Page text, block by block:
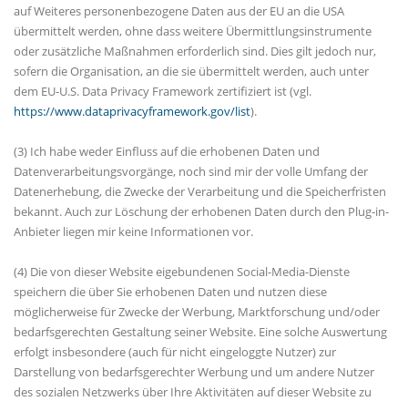
auf Weiteres personenbezogene Daten aus der EU an die USA
übermittelt werden, ohne dass weitere Übermittlungsinstrumente
oder zusätzliche Maßnahmen erforderlich sind. Dies gilt jedoch nur,
sofern die Organisation, an die sie übermittelt werden, auch unter
dem EU-U.S. Data Privacy Framework zertifiziert ist (vgl.
https://www.dataprivacyframework.gov/list).
(3) Ich habe weder Einfluss auf die erhobenen Daten und
Datenverarbeitungsvorgänge, noch sind mir der volle Umfang der
Datenerhebung, die Zwecke der Verarbeitung und die Speicherfristen
bekannt. Auch zur Löschung der erhobenen Daten durch den Plug-in-
Anbieter liegen mir keine Informationen vor.
(4) Die von dieser Website eigebundenen Social-Media-Dienste
speichern die über Sie erhobenen Daten und nutzen diese
möglicherweise für Zwecke der Werbung, Marktforschung und/oder
bedarfsgerechten Gestaltung seiner Website. Eine solche Auswertung
erfolgt insbesondere (auch für nicht eingeloggte Nutzer) zur
Darstellung von bedarfsgerechter Werbung und um andere Nutzer
des sozialen Netzwerks über Ihre Aktivitäten auf dieser Website zu